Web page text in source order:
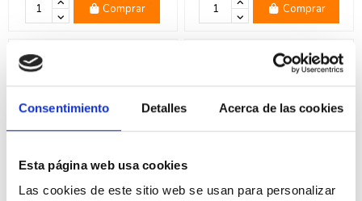
Consentimiento Detalles Acerca de las cookies
Esta página web usa cookies
Las cookies de este sitio web se usan para personalizar
Comprar Comprar
-42%